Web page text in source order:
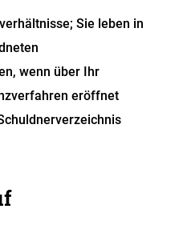
Sie leben in
wenn über Ihr
eröffnet